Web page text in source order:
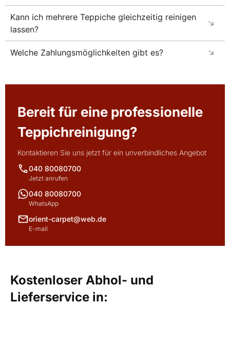
Kann ich mehrere Teppiche gleichzeitig reinigen
lassen?
Welche Zahlungsmöglichkeiten gibt es?
Bereit für eine professionelle
Teppichreinigung?
Kontaktieren Sie uns jetzt für ein unverbindliches Angebot
040 80080700
Jetzt anrufen
040 80080700
WhatsApp
orient-carpet@web.de
E-mail
Kostenloser Abhol- und
Lieferservice in: